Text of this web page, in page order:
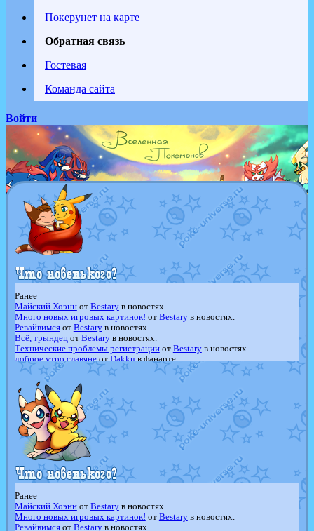
Покерунет на карте
Обратная связь
Гостевая
Команда сайта
Войти
Ранее
Майский Хоэннот Bestaryв новостях.
Много новых игровых картинок! от Bestaryв новостях.
Ревайвимсяот Bestaryв новостях.
Всё, трындецот Bestaryв новостях.
Технические проблемы регистрацииот Bestaryв новостях.
доброе утро славянеот Dakku в фанарте.
Йолда и Мимикью отMavisNyanCatв фанарте.
Недовольный котомангуст
в фанарте.
The Dark Wishmaker
отRandomon
шадоу спиритомб
отilovearceus
в фанарте.
траббишотilovearceusв фанарте.
Raging BoltотGraceDaFox
в фанарте.
Shadow mismagiusотJOK_julia
в фанарте.
художникотvicavicaв фанарте.
Ранее
Майский Хоэннот Bestaryв новостях.
Много новых игровых картинок! от Bestaryв новостях.
Ревайвимсяот Bestaryв новостях.